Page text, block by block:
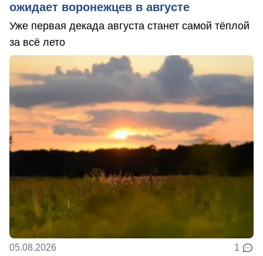
ожидает воронежцев в августе
Уже первая декада августа станет самой тёплой
за всё лето
05.08.2026 1